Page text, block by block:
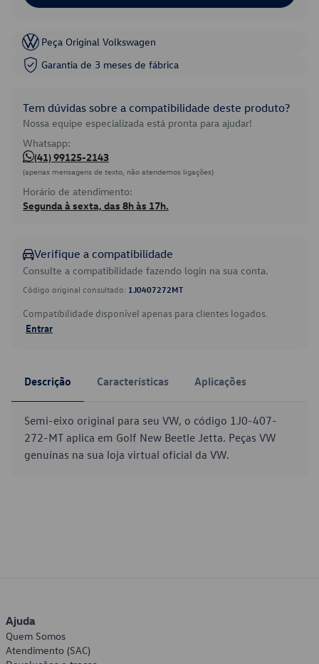
Peça Original Volkswagen
Garantia de 3 meses de fábrica
Tem dúvidas sobre a compatibilidade deste produto?
Nossa equipe especializada está pronta para ajudar!
Whatsapp:
(41) 99125-2143
(apenas mensagens de texto, não atendemos ligações)
Horário de atendimento:
Segunda à sexta, das 8h às 17h.
Verifique a compatibilidade
Consulte a compatibilidade fazendo login na sua conta.
Código original consultado: 1J0407272MT
Compatibilidade disponível apenas para clientes logados.
Entrar
Descrição Características Aplicações
Semi-eixo original para seu VW, o código 1J0-407-
272-MT aplica em Golf New Beetle Jetta. Peças VW
genuínas na sua loja virtual oficial da VW.
Ajuda
Quem Somos
Atendimento (SAC)